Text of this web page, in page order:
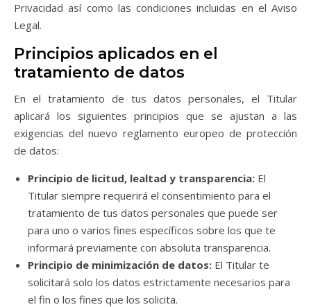
Privacidad así como las condiciones incluidas en el Aviso
Legal.
Principios aplicados en el
tratamiento de datos
En el tratamiento de tus datos personales, el Titular
aplicará los siguientes principios que se ajustan a las
exigencias del nuevo reglamento europeo de protección
de datos:
Principio de licitud, lealtad y transparencia: El
Titular siempre requerirá el consentimiento para el
tratamiento de tus datos personales que puede ser
para uno o varios fines específicos sobre los que te
informará previamente con absoluta transparencia.
Principio de minimización de datos: El Titular te
solicitará solo los datos estrictamente necesarios para
el fin o los fines que los solicita.